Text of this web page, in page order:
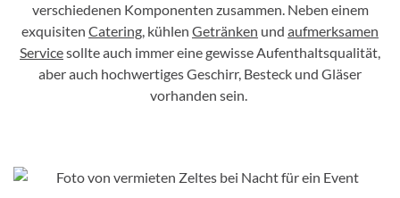
verschiedenen Komponenten zusammen. Neben einem
exquisiten Catering, kühlen Getränken und aufmerksamen
Servicesollte auch immer eine gewisse Aufenthaltsqualität,
aber auch hochwertiges Geschirr, Besteck und Gläser
vorhanden sein.